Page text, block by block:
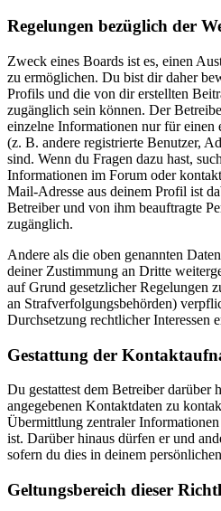
Regelungen bezüglich der
Zweck eines Boards ist es, einen
zu ermöglichen. Du bist dir daher
Profils und die von dir erstellten
zugänglich sein können. Der
einzelne Informationen nur für einen
(z. B. andere registrierte Benutzer,
sind. Wenn du Fragen dazu hast,
Informationen im Forum oder
Mail-Adresse aus deinem Profil ist
Betreiber und von ihm beauftragte
zugänglich.
Andere als die oben genannten
deiner Zustimmung an Dritte
auf Grund gesetzlicher Regelungen
an Strafverfolgungsbehörden)
Durchsetzung rechtlicher Interessen
Gestattung der
Du gestattest dem Betreiber darüber
angegebenen Kontaktdaten zu
Übermittlung zentraler
ist. Darüber hinaus dürfen er und
sofern du dies in deinem
Geltungsbereich dieser